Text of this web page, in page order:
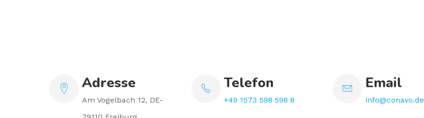
Adresse
Am Vogelbach 12, DE-
Telefon
+49 1573 598 598 8
Email
info@conavo.de